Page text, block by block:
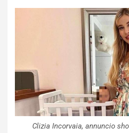
Clizia Incorvaia, annuncio